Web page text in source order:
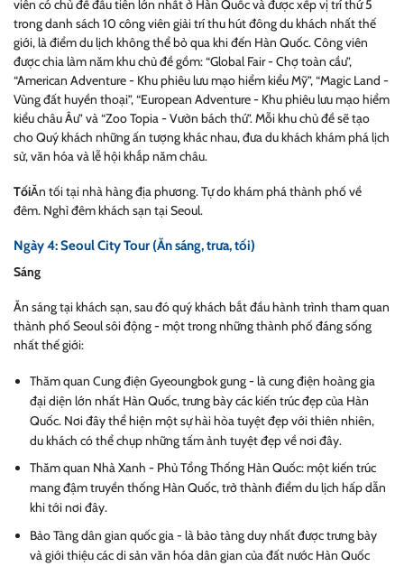
viên có chủ đề đầu tiên lớn nhất ở Hàn Quốc và được xếp vị trí thứ 5
trong danh sách 10 công viên giải trí thu hút đông du khách nhất thế
giới, là điểm du lịch không thể bỏ qua khi đến Hàn Quốc. Công viên
được chia làm năm khu chủ đề gồm: “Global Fair- Chợ toàn cầu”,
“American Adventure- Khu phiêu lưu mạo hiểm kiểu Mỹ”, “Magic Land -
Vùng đất huyền thoại”, “European Adventure- Khu phiêu lưu mạo hiểm
kiểu châu Âu” và “Zoo Topia- Vườn bách thú”. Mỗi khu chủ đề sẽ tạo
cho Quý khách những ấn tượng khác nhau, đưa du khách khám phá lịch
sử, văn hóa và lễ hội khắp năm châu.
TốiĂn tối tại nhà hàng địa phương. Tự do khám phá thành phố về
đêm. Nghỉ đêm khách sạn tại Seoul.
Ngày 4: Seoul City Tour (Ăn sáng, trưa, tối)
Sáng
Ăn sáng tại khách sạn,sau đó quý khách bắt đầu hành trình tham quan
thành phố Seoul sôi động - một trong những thành phố đáng sống
nhất thế giới:
Thăm quan Cung điện Gyeoungbok gung - là cung điện hoàng gia
đại diện lớn nhất Hàn Quốc, trưng bày các kiến trúc đẹp của Hàn
Quốc. Nơi đây thể hiện một sự hài hòa tuyệt đẹp với thiên nhiên,
du khách có thể chụp những tấm ảnh tuyệt đẹp về nơi đây.
Thăm quan Nhà Xanh - Phủ Tổng Thống Hàn Quốc: một kiến trúc
mang đậm truyền thống Hàn Quốc, trở thành điểm du lịch hấp dẫn
khi tới nơi đây.
Bảo Tàng dân gian quốc gia - là bảo tàng duy nhất được trưng bày
và giới thiệu các di sản văn hóa dân gian của đất nước Hàn Quốc